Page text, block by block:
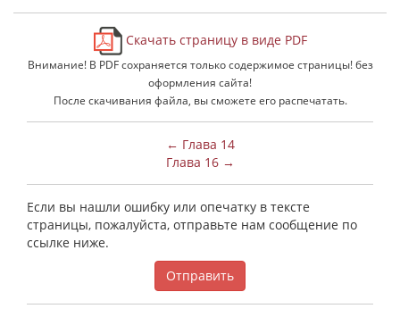
Скачать страницу в виде PDF
Внимание! В PDF сохраняется только содержимое страницы! без
оформления сайта!
После скачивания файла, вы сможете его распечатать.
← Глава 14
Глава 16 →
Если вы нашли ошибку или опечатку в тексте
страницы, пожалуйста, отправьте нам сообщение по
ссылке ниже.
Отправить